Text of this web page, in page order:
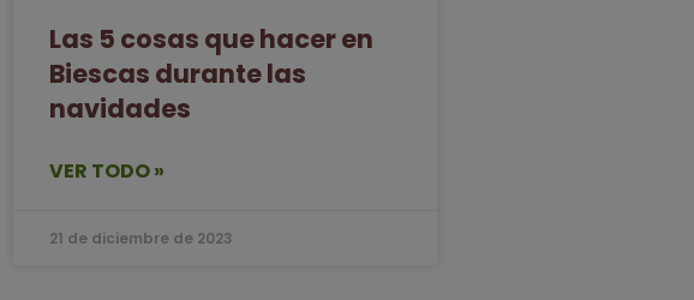
Las 5 cosas que hacer en
Biescas durante las
navidades
VER TODO »
21 de diciembre de 2023